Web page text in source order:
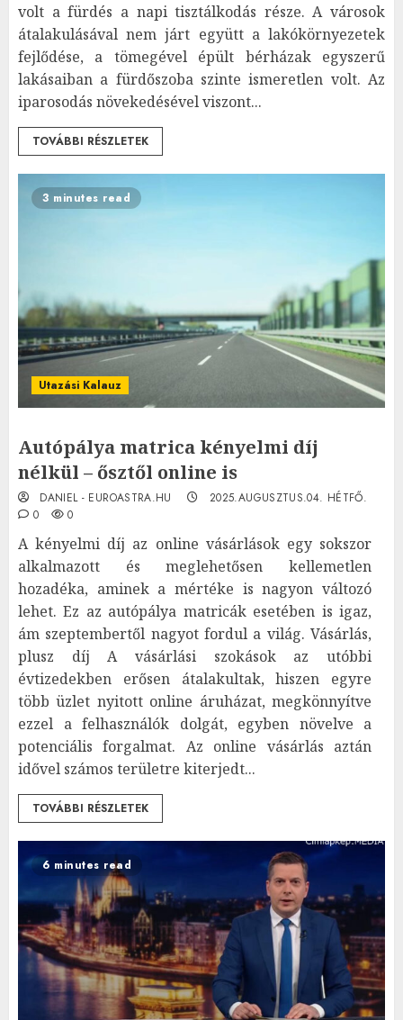
volt a fürdés a napi tisztálkodás része. A városok
átalakulásával nem járt együtt a lakókörnyezetek
fejlődése, a tömegével épült bérházak egyszerű
lakásaiban a fürdőszoba szinte ismeretlen volt. Az
iparosodás növekedésével viszont...
TOVÁBBI RÉSZLETEK
3 minutes read
Utazási Kalauz
Autópálya matrica kényelmi díj
nélkül – ősztől online is
DANIEL - EUROASTRA.HU
2025.AUGUSZTUS.04. HÉTFŐ.
0
0
A kényelmi díj az online vásárlások egy sokszor
alkalmazott és meglehetősen kellemetlen
hozadéka, aminek a mértéke is nagyon változó
lehet. Ez az autópálya matricák esetében is igaz,
ám szeptembertől nagyot fordul a világ. Vásárlás,
plusz díj A vásárlási szokások az utóbbi
évtizedekben erősen átalakultak, hiszen egyre
több üzlet nyitott online áruházat, megkönnyítve
ezzel a felhasználók dolgát, egyben növelve a
potenciális forgalmat. Az online vásárlás aztán
idővel számos területre kiterjedt...
TOVÁBBI RÉSZLETEK
6 minutes read